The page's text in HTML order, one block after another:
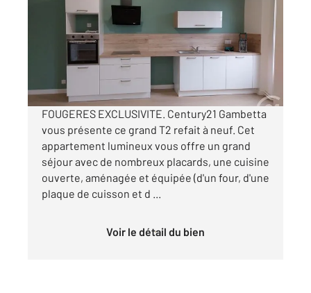
Ref : 6721
Appartement F2 à louer
545 €
FOUGERES EXCLUSIVITE. Century21 Gambetta
vous présente ce grand T2 refait à neuf. Cet
appartement lumineux vous offre un grand
séjour avec de nombreux placards, une cuisine
ouverte, aménagée et équipée (d'un four, d'une
plaque de cuisson et d ...
Voir le détail du bien